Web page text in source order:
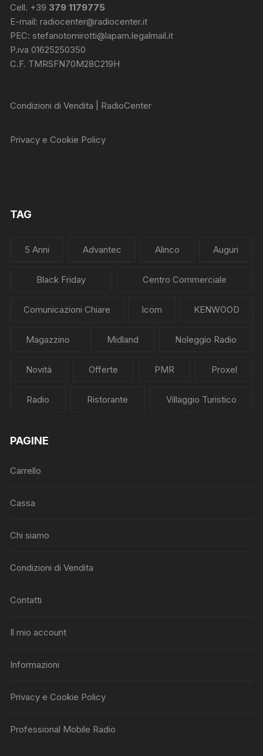
Cell. +39 379 1179775
E-mail:radiocenter@radiocenter.it
PEC:stefanotomirotti@lapam.legalmail.it
P.iva 01625250350
C.F. TMRSFN70M28C219H
Condizioni di Vendita | RadioCenter
Privacy e Cookie Policy
TAG
5 Anni Advantec Alinco Auguri
Black Friday Centro Commerciale
Comunicazioni Chiare Icom KENWOOD
Magazzino Midland Noleggio Radio
Novità Offerte PMR Proxel
Radio Ristorante Villaggio Turistico
PAGINE
Carrello
Cassa
Chi siamo
Condizioni di Vendita
Contatti
Il mio account
Informazioni
Privacy e Cookie Policy
Professional Mobile Radio